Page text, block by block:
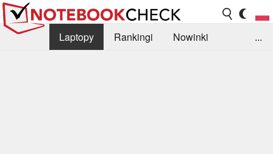
Laptopy Rankingi
Nowinki
...